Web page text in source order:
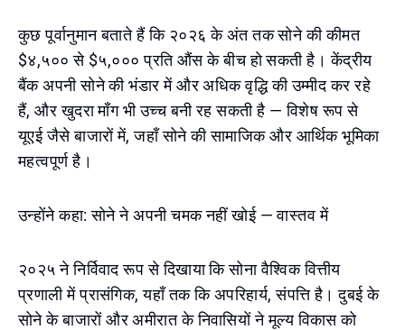
कुछ पूर्वानुमान बताते हैं कि २०२६ के अंत तक सोने की कीमत
$४,५०० से $५,००० प्रति औंस के बीच हो सकती है। केंद्रीय
बैंक अपनी सोने की भंडार में और अधिक वृद्धि की उम्मीद कर रहे
हैं, और खुदरा माँग भी उच्च बनी रह सकती है — विशेष रूप से
यूएई जैसे बाजारों में, जहाँ सोने की सामाजिक और आर्थिक भूमिका
महत्वपूर्ण है।
उन्होंने कहा: सोने ने अपनी चमक नहीं खोई — वास्तव में
२०२५ ने निर्विवाद रूप से दिखाया कि सोना वैश्विक वित्तीय
प्रणाली में प्रासंगिक, यहाँ तक कि अपरिहार्य, संपत्ति है। दुबई के
सोने के बाजारों और अमीरात के निवासियों ने मूल्य विकास को